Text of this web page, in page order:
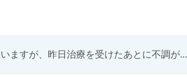
ますが、昨日治療を受けたあとに不調が...